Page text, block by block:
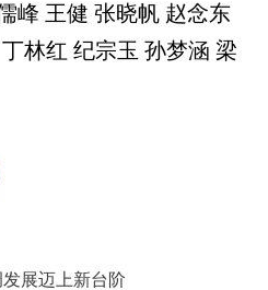
王健 张晓帆 赵念东
林红 纪宗玉 孙梦涵 梁
展迈上新台阶